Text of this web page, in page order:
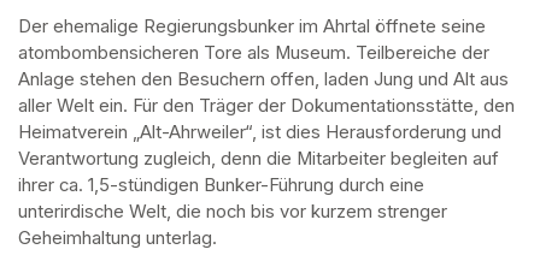
Der ehemalige Regierungsbunker im Ahrtal öffnete seine
atombombensicheren Tore als Museum. Teilbereiche der
Anlage stehen den Besuchern offen, laden Jung und Alt aus
aller Welt ein. Für den Träger der Dokumentationsstätte, den
Heimatverein „Alt-Ahrweiler“, ist dies Herausforderung und
Verantwortung zugleich, denn die Mitarbeiter begleiten auf
ihrer ca. 1,5-stündigen Bunker-Führung durch eine
unterirdische Welt, die noch bis vor kurzem strenger
Geheimhaltung unterlag.